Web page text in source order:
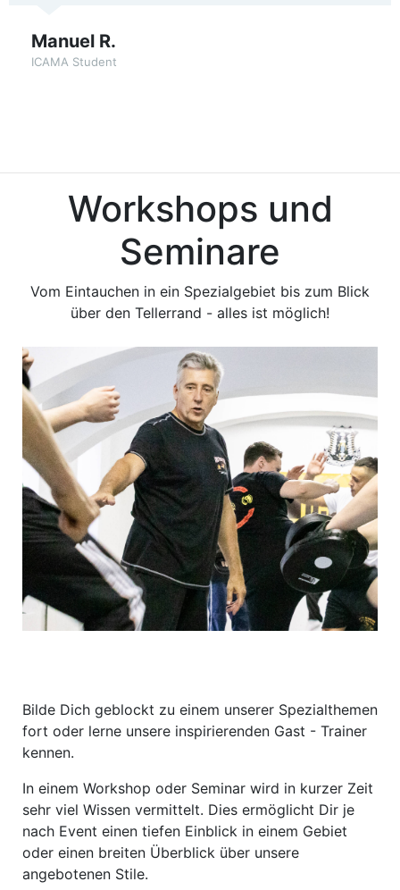
Manuel R.
ICAMA Student
Workshops und
Seminare
Vom Eintauchen in ein Spezialgebiet bis zum Blick
über den Tellerrand - alles ist möglich!
Bilde Dich geblockt zu einem unserer Spezialthemen
fort oder lerne unsere inspirierenden Gast - Trainer
kennen.
In einem Workshop oder Seminar wird in kurzer Zeit
sehr viel Wissen vermittelt. Dies ermöglicht Dir je
nach Event einen tiefen Einblick in einem Gebiet
oder einen breiten Überblick über unsere
angebotenen Stile.